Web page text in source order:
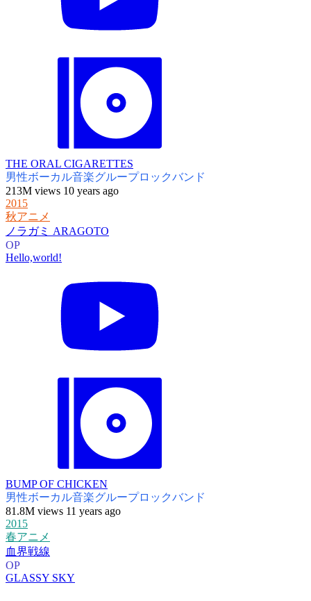
THE ORAL CIGARETTES
男性ボーカル音楽グループロックバンド
213M views 10 years ago
2015
秋アニメ
ノラガミ ARAGOTO
OP
Hello,world!
BUMP OF CHICKEN
男性ボーカル音楽グループロックバンド
81.8M views 11 years ago
2015
春アニメ
血界戦線
OP
GLASSY SKY